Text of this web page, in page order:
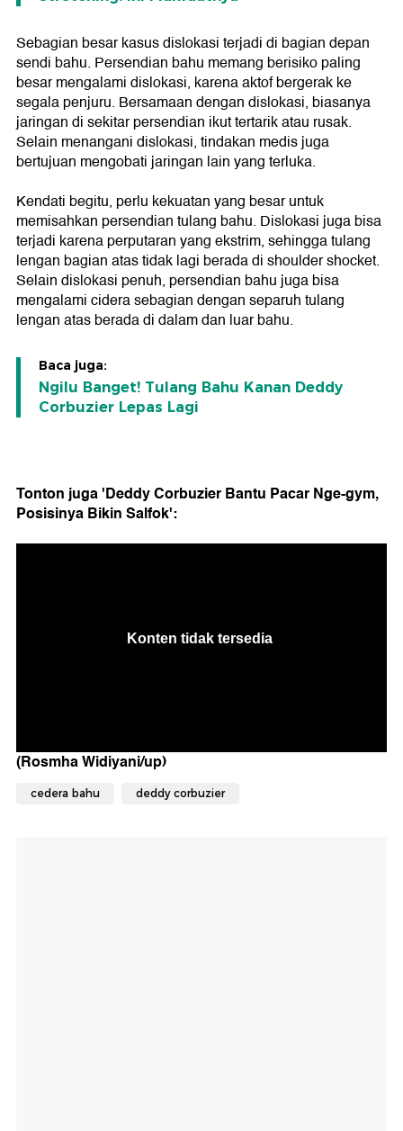
Sebagian besar kasus dislokasi terjadi di bagian depan
sendi bahu. Persendian bahu memang berisiko paling
besar mengalami dislokasi, karena aktof bergerak ke
segala penjuru. Bersamaan dengan dislokasi, biasanya
jaringan di sekitar persendian ikut tertarik atau rusak.
Selain menangani dislokasi, tindakan medis juga
bertujuan mengobati jaringan lain yang terluka.
Kendati begitu, perlu kekuatan yang besar untuk
memisahkan persendian tulang bahu. Dislokasi juga bisa
terjadi karena perputaran yang ekstrim, sehingga tulang
lengan bagian atas tidak lagi berada di shoulder shocket.
Selain dislokasi penuh, persendian bahu juga bisa
mengalami cidera sebagian dengan separuh tulang
lengan atas berada di dalam dan luar bahu.
Baca juga:
Ngilu Banget! Tulang Bahu Kanan Deddy
Corbuzier Lepas Lagi
Tonton juga 'Deddy Corbuzier Bantu Pacar Nge-gym,
Posisinya Bikin Salfok':
(Rosmha Widiyani/up)
cedera bahu deddy corbuzier